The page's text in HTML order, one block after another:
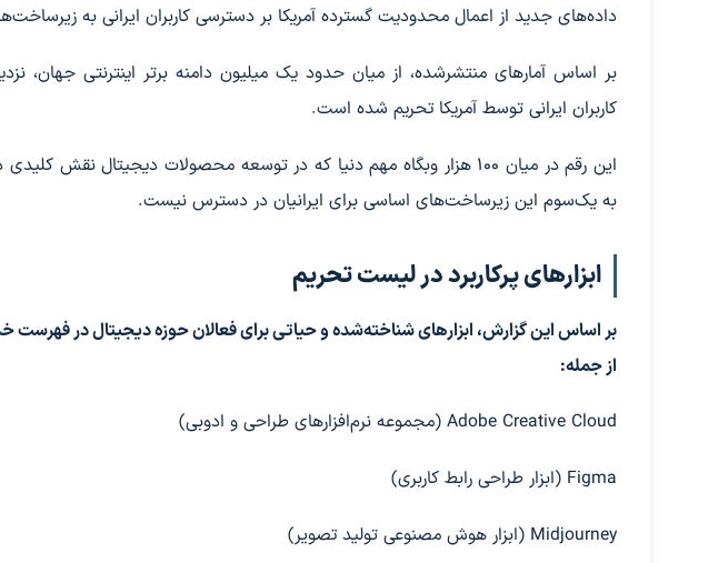
داده‌های جدید از اعمال محدودیت گسترده آمریکا بر دسترسی کاربران ایرانی به
کاربران ایرانی توسط آمریکا تحریم شده است.
به یک‌سوم این زیرساخت‌های اساسی برای ایرانیان در دسترس نیست.
ابزارهای پرکاربرد در لیست تحریم
بر اساس این گزارش، ابزارهای شناخته‌شده و حیاتی برای فعالان حوزه دیجیتال در فهرست
از جمله:
Adobe Creative Cloud (مجموعه نرم‌افزارهای طراحی و ادوبی)
Figma (ابزار طراحی رابط کاربری)
Midjourney (ابزار هوش مصنوعی تولید تصویر)